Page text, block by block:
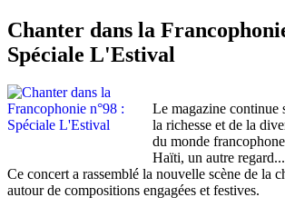
Chanter dans la
Spéciale L'Estival
Le magazine continue
la richesse et de la
du monde
Haïti, un autre regard...
Ce concert a rassemblé la nouvelle scène de la
autour de compositions engagées et festives.